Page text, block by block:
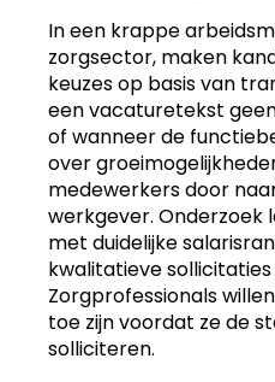
In een krappe
zorgsector, maken
keuzes op basis van
een vacaturetekst
of wanneer de
over
medewerkers door
werkgever. Onderzoek
met duidelijke
kwalitatieve
Zorgprofessionals
toe zijn voordat ze de
solliciteren.